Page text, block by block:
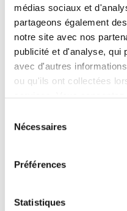
médias sociaux et
partageons également
notre site avec nos
publicité et d'analyse, qui
avec d'autres
ou qu'ils ont collectées
Nécessaires
Préférences
Statistiques